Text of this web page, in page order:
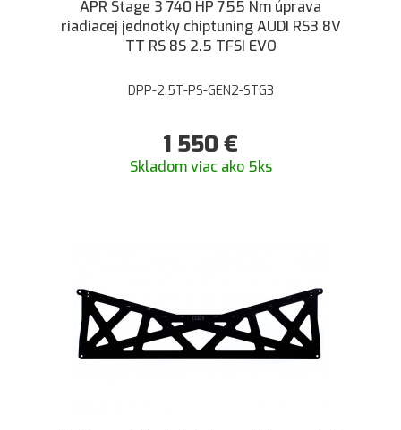
APR Stage 3 740 HP 755 Nm úprava
riadiacej jednotky chiptuning AUDI RS3 8V
TT RS 8S 2.5 TFSI EVO
DPP-2.5T-PS-GEN2-STG3
1 550 €
Skladom viac ako 5ks